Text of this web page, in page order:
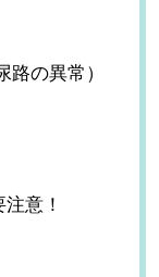
の異常）
意！